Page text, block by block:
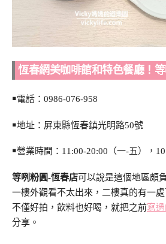
恆春網美咖啡館和特色餐廳！
￭電話： 0986-076-958
￭地址：屏東縣恆春鎮光明路50號
￭營業時間：11:00-20:00（一-五），
等咧粉圓-恆春店可以說是這個地區頗
一樓外觀看不太出來，二樓真的有一
不僅好拍，飲料也好喝，就把之前寫
分享。